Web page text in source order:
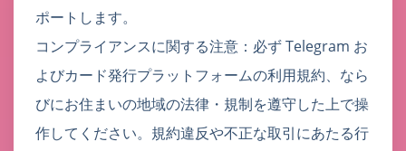
ポートします。
コンプライアンスに関する注意：必ず Telegram お
よびカード発行プラットフォームの利用規約、なら
びにお住まいの地域の法律・規制を遵守した上で操
作してください。規約違反や不正な取引にあたる行